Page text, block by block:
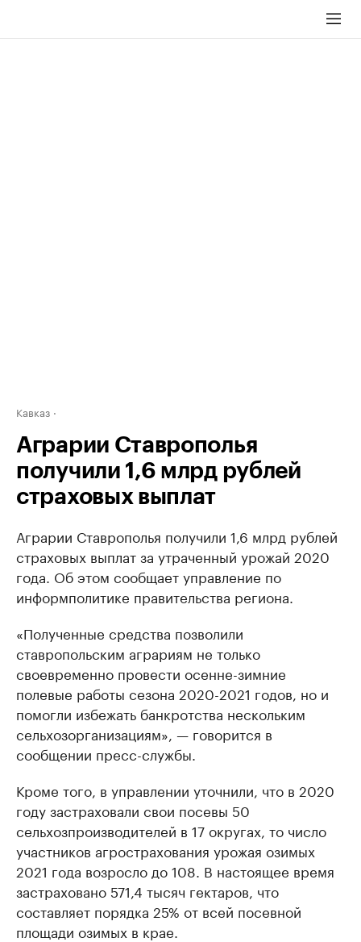
Кавказ
Аграрии Ставрополья
получили 1,6 млрд рублей
страховых выплат
Аграрии Ставрополья получили 1,6 млрд рублей
страховых выплат за утраченный урожай 2020
года. Об этом сообщает управление по
информполитике правительства региона.
«Полученные средства позволили
ставропольским аграриям не только
своевременно провести осенне-зимние
полевые работы сезона 2020-2021 годов, но и
помогли избежать банкротства нескольким
сельхозорганизациям», — говорится в
сообщении пресс-службы.
Кроме того, в управлении уточнили, что в 2020
году застраховали свои посевы 50
сельхозпроизводителей в 17 округах, то число
участников агрострахования урожая озимых
2021 года возросло до 108. В настоящее время
застраховано 571,4 тысяч гектаров, что
составляет порядка 25% от всей посевной
площади озимых в крае.